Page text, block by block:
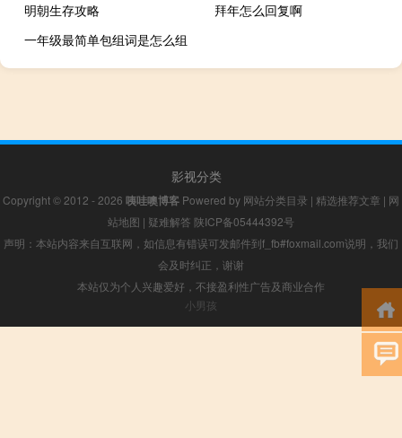
明朝生存攻略
拜年怎么回复啊
一年级最简单包组词是怎么组
影视分类
Copyright © 2012 - 2026 咦哇噢博客 Powered by 网站分类目录 | 精选推荐文章 | 网
站地图 | 疑难解答 陕ICP备05444392号
声明：本站内容来自互联网，如信息有错误可发邮件到f_fb#foxmail.com说明，我们
会及时纠正，谢谢
本站仅为个人兴趣爱好，不接盈利性广告及商业合作
小男孩